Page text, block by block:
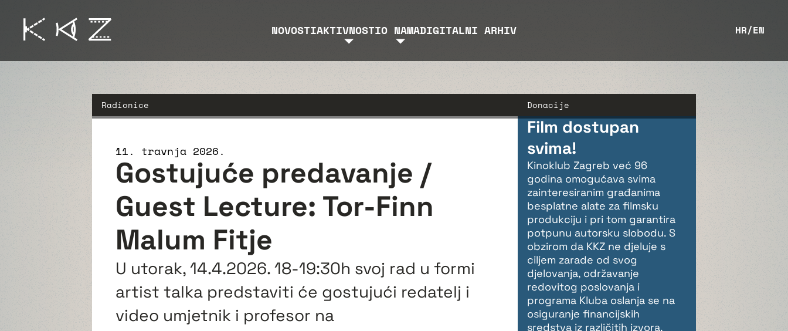
NOVOSTIAKTIVNOSTIO NAMADIGITALNI ARHIV HR/EN
Radionice
11. travnja 2026.
Gostujuće predavanje /
Guest Lecture: Tor-Finn
Malum Fitje
U utorak, 14.4.2026. 18-19:30h svoj rad u formi
artist talka predstaviti će gostujući redatelj i
video umjetnik i profesor na
Donacije
Film dostupan
svima!
Kinoklub Zagreb već 96
godina omogućava svima
zainteresiranim građanima
besplatne alate za filmsku
produkciju i pri tom garantira
potpunu autorsku slobodu. S
obzirom da KKZ ne djeluje s
ciljem zarade od svog
djelovanja, održavanje
redovitog poslovanja i
programa Kluba oslanja se na
osiguranje financijskih
sredstva iz različitih izvora.